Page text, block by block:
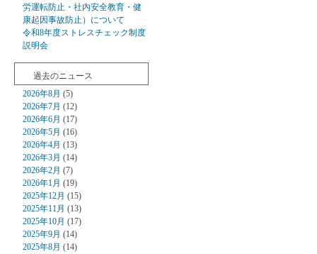
労運転防止・社内安全教育・健
康起因事故防止）について
令和8年度ストレスチェック制度
説明会
過去のニュース
2026年8月 (5)
2026年7月 (12)
2026年6月 (17)
2026年5月 (16)
2026年4月 (13)
2026年3月 (14)
2026年2月 (7)
2026年1月 (19)
2025年12月 (15)
2025年11月 (13)
2025年10月 (17)
2025年9月 (14)
2025年8月 (14)